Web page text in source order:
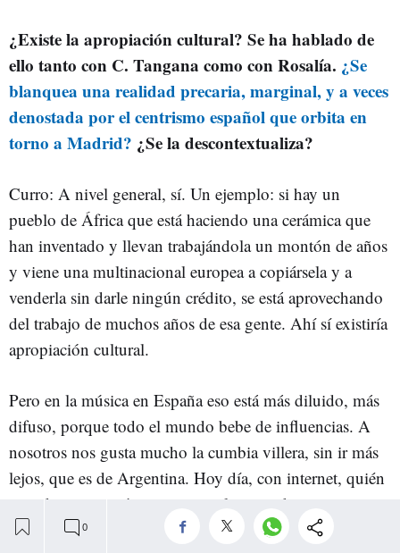
¿Existe la apropiación cultural? Se ha hablado de
ello tanto con C. Tangana como con Rosalía. ¿Se
blanquea una realidad precaria, marginal, y a veces
denostada por el centrismo español que orbita en
torno a Madrid? ¿Se la descontextualiza?
Curro: A nivel general, sí. Un ejemplo: si hay un
pueblo de África que está haciendo una cerámica que
han inventado y llevan trabajándola un montón de años
y viene una multinacional europea a copiársela y a
venderla sin darle ningún crédito, se está aprovechando
del trabajo de muchos años de esa gente. Ahí sí existiría
apropiación cultural.
Pero en la música en España eso está más diluido, más
difuso, porque todo el mundo bebe de influencias. A
nosotros nos gusta mucho la cumbia villera, sin ir más
lejos, que es de Argentina. Hoy día, con internet, quién
va a decirme a mí que no estoy legitimado para eso.
También depende del proceso. Importa la dirección del